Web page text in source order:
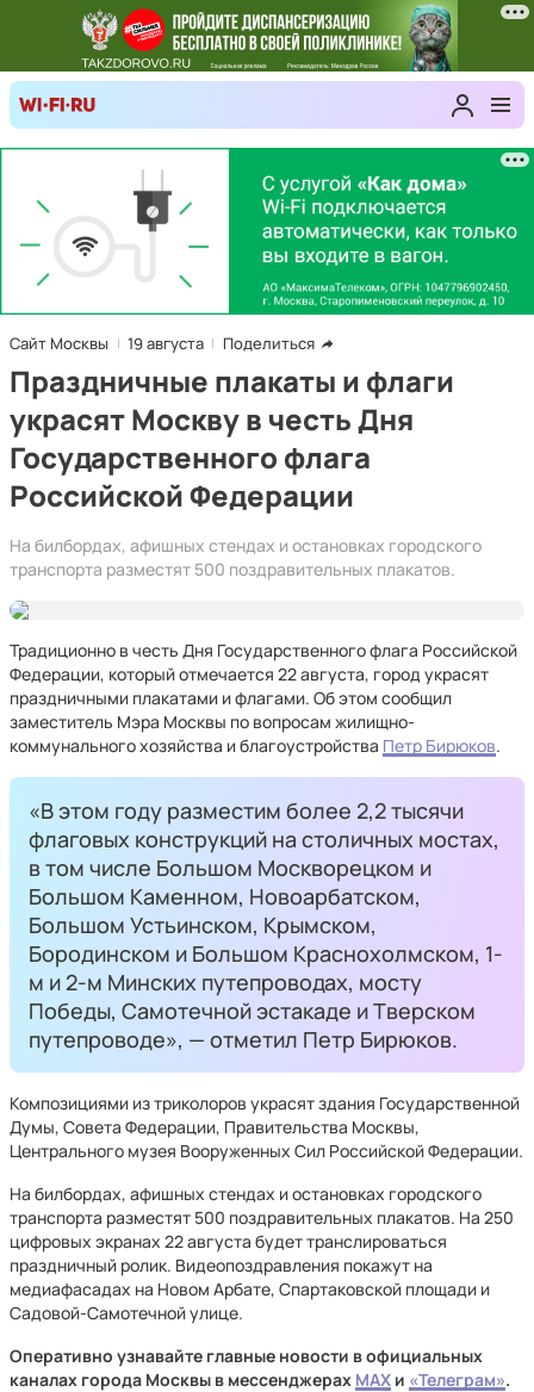
Сайт Москвы 19 августа Поделиться
Праздничные плакаты и флаги
украсят Москву в честь Дня
Государственного флага
Российской Федерации
На билбордах, афишных стендах и остановках городского
транспорта разместят 500 поздравительных плакатов.
Традиционно в честь Дня Государственного флага Российской
Федерации, который отмечается 22 августа, город украсят
праздничными плакатами и флагами. Об этом сообщил
заместитель Мэра Москвы по вопросам жилищно-
коммунального хозяйства и благоустройства Петр Бирюков.
«В этом году разместим более 2,2 тысячи
флаговых конструкций на столичных мостах,
в том числе Большом Москворецком и
Большом Каменном, Новоарбатском,
Большом Устьинском, Крымском,
Бородинском и Большом Краснохолмском, 1-
м и 2-м Минских путепроводах, мосту
Победы, Самотечной эстакаде и Тверском
путепроводе», — отметил Петр Бирюков.
Композициями из триколоров украсят здания Государственной
Думы, Совета Федерации, Правительства Москвы,
Центрального музея Вооруженных Сил Российской Федерации.
На билбордах, афишных стендах и остановках городского
транспорта разместят 500 поздравительных плакатов. На 250
цифровых экранах 22 августа будет транслироваться
праздничный ролик. Видеопоздравления покажут на
медиафасадах на Новом Арбате, Спартаковской площади и
Садовой-Самотечной улице.
Оперативно узнавайте главные новости в официальных
каналах города Москвы в мессенджерах MAX и «Телеграм».